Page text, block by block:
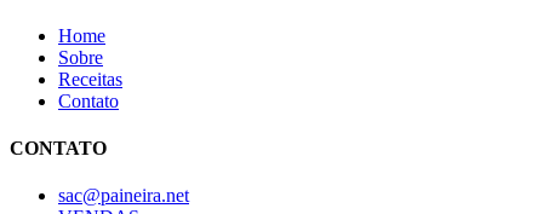
Home
Sobre
Receitas
Contato
CONTATO
sac@paineira.net